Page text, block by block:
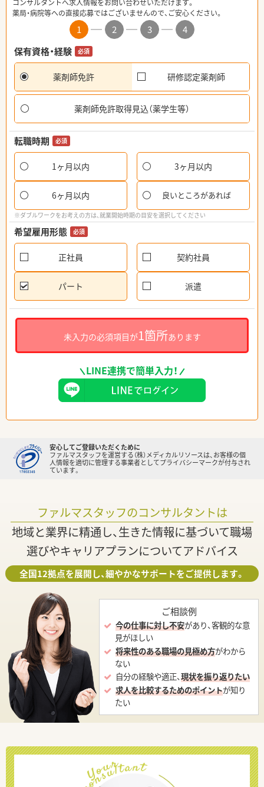
コンサルタントへ求人情報をお問い合わせいただけます。
薬局・病院等への直接応募ではございませんので、ご安心ください。
1 2 3
4
保有資格・経験
必須
薬剤師免許 研修認定薬剤師
薬剤師免許取得見込（薬学生等）
転職時期 必須
1ヶ月以内 3ヶ月以内
6ヶ月以内 良いところがあれば
※ダブルワークをお考えの方は、就業開始時期の目安を選択してください
希望雇用形態 必須
正社員 契約社員
パート 派遣
未入力の必須項目が1箇所あります
LINE連携で簡単入力！
安心してご登録いただくために
ファルマスタッフを運営する（株）メディカルリソースは、お客様の個
人情報を適切に管理する事業者としてプライバシーマークが付与され
ています。
ファルマスタッフのコンサルタントは
地域と業界に精通し、生きた情報に基づいて職場
選びやキャリアプランについてアドバイス
全国12拠点を展開し、細やかなサポートをご提供します。
ご相談例
今の仕事に対し不安があり、客観的な意
見がほしい
将来性のある職場の見極め方がわから
ない
自分の経験や適正、現状を振り返りたい
求人を比較するためのポイントが知り
たい